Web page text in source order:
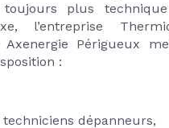
toujours plus
l’entreprise
Axenergie Périgueux
:
techniciens dépanneurs,